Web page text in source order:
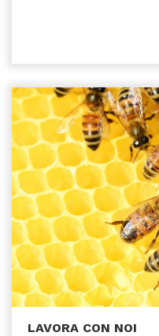
LAVORA CON NOI